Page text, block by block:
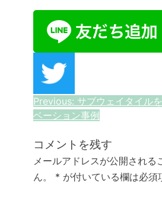
投
稿
ナ
ビ
Previous: サブウェイタイル
ベーション事例
コメントを残す
メールアドレスが公開される
ん。
* が付いている欄は必須